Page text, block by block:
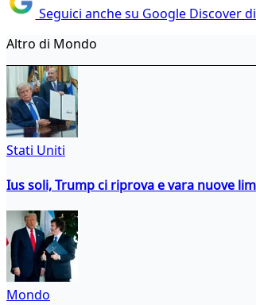
Seguici anche su Google Discover
Altro di Mondo
Stati Uniti
Ius soli, Trump ci riprova e vara nuove
Mondo